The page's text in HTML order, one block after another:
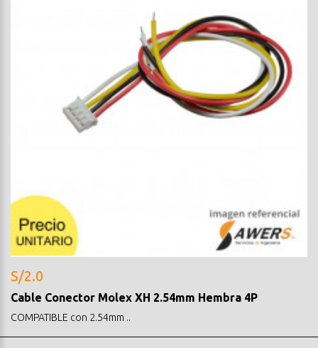
S/2.0
Cable Conector Molex XH 2.54mm Hembra 4P
COMPATIBLE con 2.54mm ..